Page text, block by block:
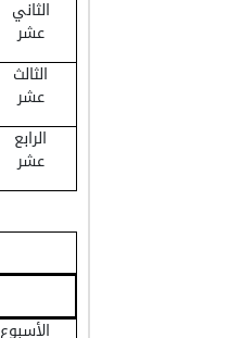
الثاني
عشر
الثالث
عشر
الرابع
عشر
الأسبوع